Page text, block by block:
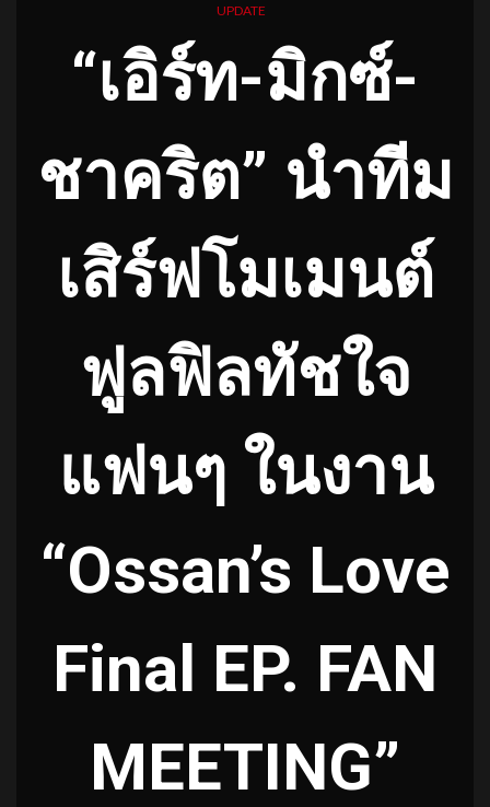
UPDATE
“เอิร์ท-มิกซ์-
ชาคริต” นำทีม
เสิร์ฟโมเมนต์
ฟูลฟิลทัชใจ
แฟนๆ ในงาน
“Ossan’s Love
Final EP. FAN
MEETING”